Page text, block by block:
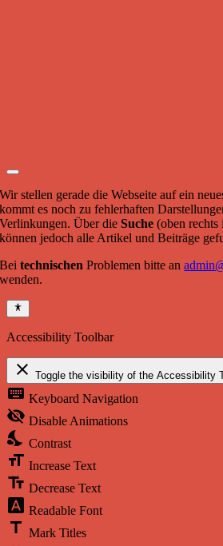
Wir stellen gerade die Webseite auf ein
kommt es noch zu fehlerhaften
Verlinkungen. Über dieSuche (oben
können jedoch alle Artikel und Beiträge
Beitechnischen Problemen bitte an
wenden.
Accessibility Toolbar
close Toggle the visibility of the Accessibility
keyboard Keyboard Navigation
visibility_off Disable Animations
nights_stay Contrast
format_size Increase Text
text_fields Decrease Text
font_download Readable Font
title Mark Titles